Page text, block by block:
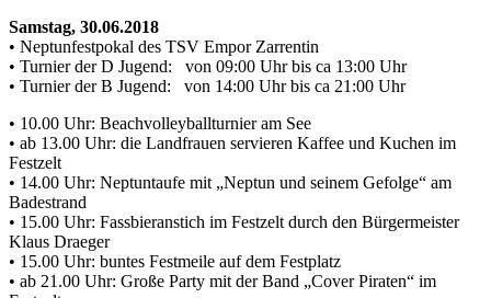
Samstag, 30.06.2018
• Neptunfestpokal des TSV Empor Zarrentin
• Turnier der D Jugend: von 09:00 Uhr bis ca 13:00 Uhr
• Turnier der B Jugend: von 14:00 Uhr bis ca 21:00 Uhr
• 10.00 Uhr: Beachvolleyballturnier am See
• ab 13.00 Uhr: die Landfrauen servieren Kaffee und Kuchen im
Festzelt
• 14.00 Uhr: Neptuntaufe mit „Neptun und seinem Gefolge“ am
Badestrand
• 15.00 Uhr: Fassbieranstich im Festzelt durch den Bürgermeister
Klaus Draeger
• 15.00 Uhr: buntes Festmeile auf dem Festplatz
• ab 21.00 Uhr: Große Party mit der Band „Cover Piraten“ im